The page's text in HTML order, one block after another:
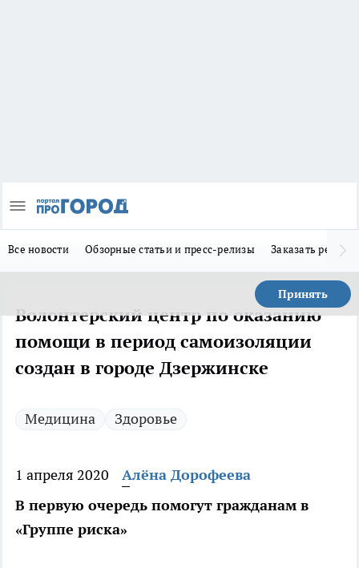
Все новости Обзорные статьи и пресс-релизы Заказать
Принять
Волонтерский центр по оказанию
помощи в период самоизоляции
создан в городе Дзержинске
Медицина Здоровье
1 апреля 2020
Алёна Дорофеева
В первую очередь помогут гражданам в
«Группе риска»